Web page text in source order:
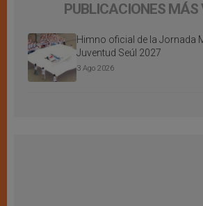
PUBLICACIONES
Himno oficial de la Jornada
Juventud Seúl 2027
3 Ago 2026